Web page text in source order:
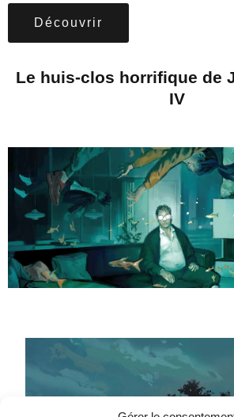
Découvrir
Le huis-clos horrifique de
IV